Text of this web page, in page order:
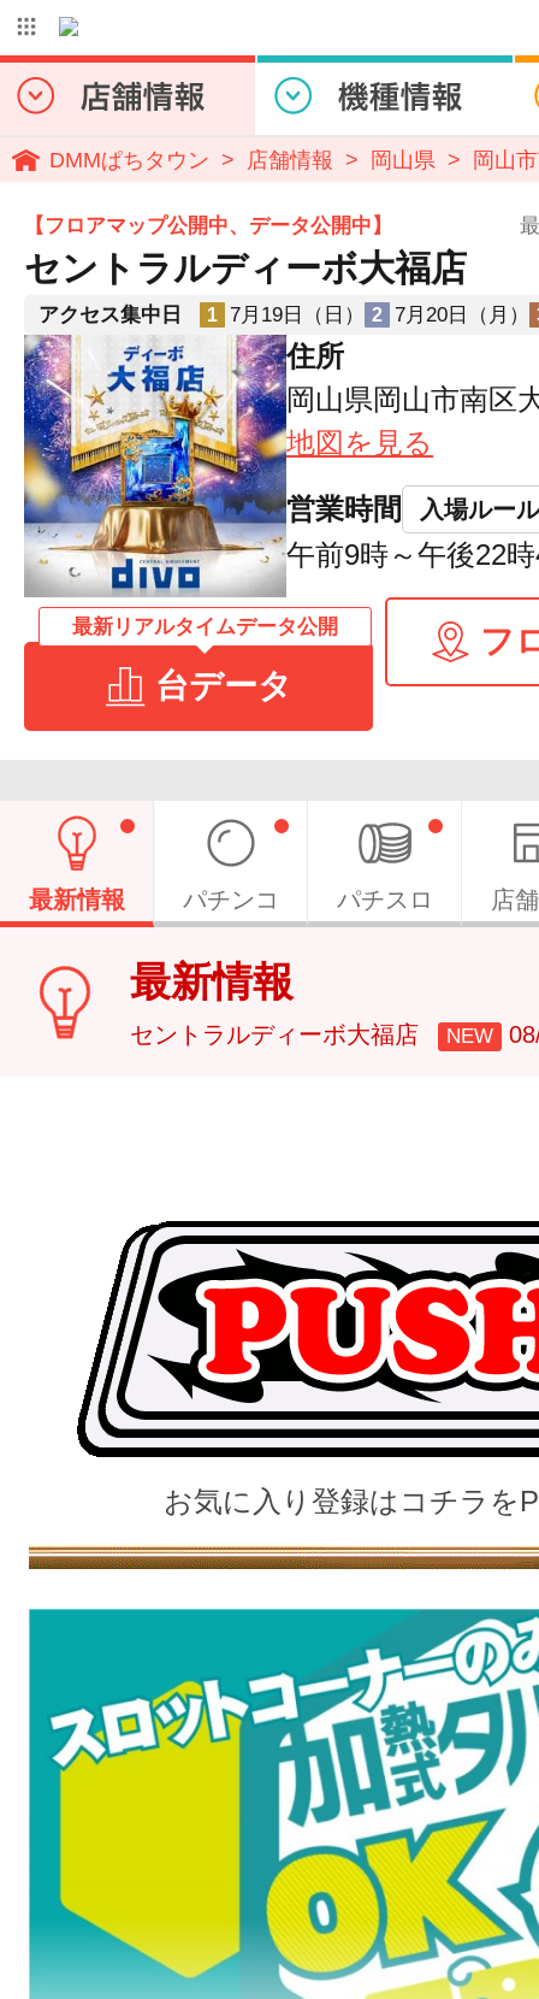
DMMぱちタウン 店舗情報 岡山県 岡山
【フロアマップ公開中、データ公開中】
セントラルディーボ大福店
アクセス集中日 1 7月19日（日） 2 7月20日（月）
住所
岡山県岡山市南区
地図を見る
営業時間 入場ルール
午前9時～午後22
最新リアルタイムデータ公開
台データ
フ
最新情報 パチンコ パチスロ 店
最新情報
セントラルディーボ大福店 NEW
お気に入り登録はコチラを